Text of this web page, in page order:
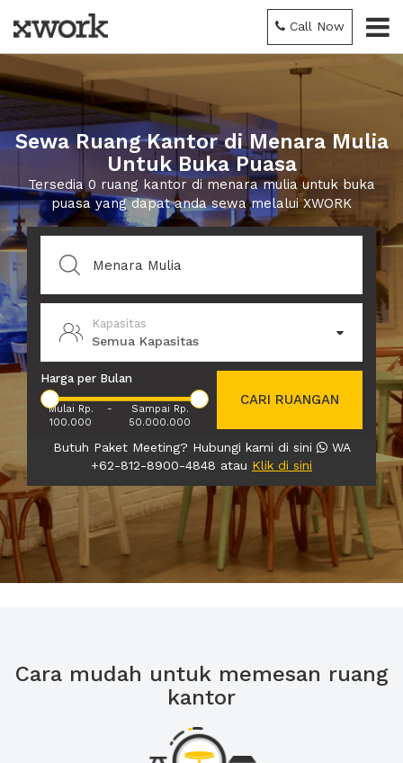
Call Now
Sewa Ruang Kantor di Menara Mulia
Untuk Buka Puasa
Tersedia 0 ruang kantor di menara mulia untuk buka
puasa yang dapat anda sewa melalui XWORK
Kapasitas
Semua Kapasitas
Harga per Bulan
Mulai Rp.
100.000
-
Sampai Rp.
50.000.000
CARI RUANGAN
Butuh Paket Meeting? Hubungi kami di sini
WA
+62-812-8900-4848 atau Klik di sini
Cara mudah untuk memesan ruang
kantor